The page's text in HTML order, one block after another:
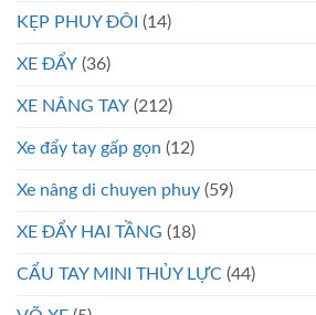
KẸP PHUY ĐÔI (14)
XE ĐẨY (36)
XE NÂNG TAY (212)
Xe đẩy tay gấp gọn (12)
Xe nâng di chuyen phuy (59)
XE ĐẨY HAI TẦNG (18)
CẨU TAY MINI THỦY LỰC (44)